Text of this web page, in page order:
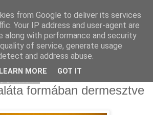
formában dermesztve
from Google to deliver its services
Your IP address and user-agent are
along with performance and security
of service, generate usage
and address abuse.
LEARN MORE GOT IT